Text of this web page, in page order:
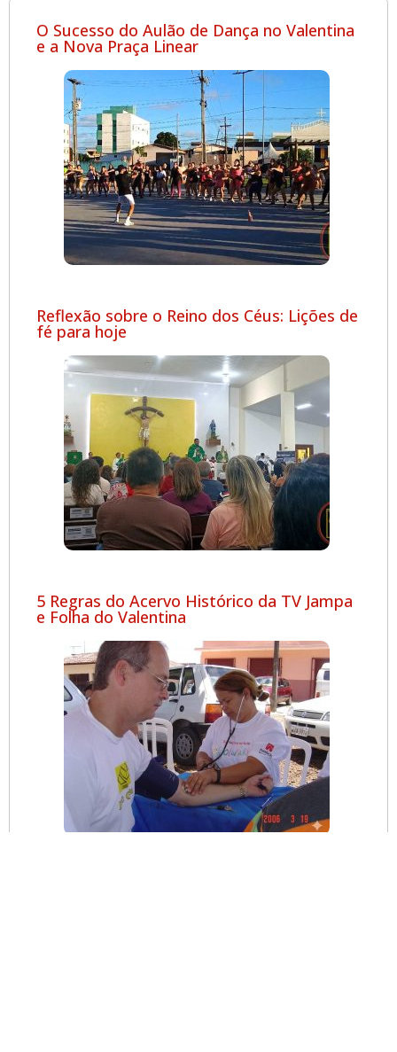
O Sucesso do Aulão de Dança no Valentina
e a Nova Praça Linear
Reflexão sobre o Reino dos Céus: Lições de
fé para hoje
5 Regras do Acervo Histórico da TV Jampa
e Folha do Valentina